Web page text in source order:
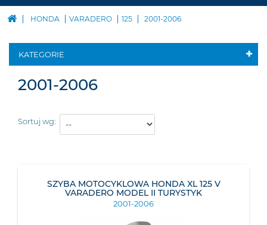
HONDA VARADERO 125 2001-2006
KATEGORIE
2001-2006
Sortuj wg:
SZYBA MOTOCYKLOWA HONDA XL 125 V
VARADERO MODEL II TURYSTYK
2001-2006